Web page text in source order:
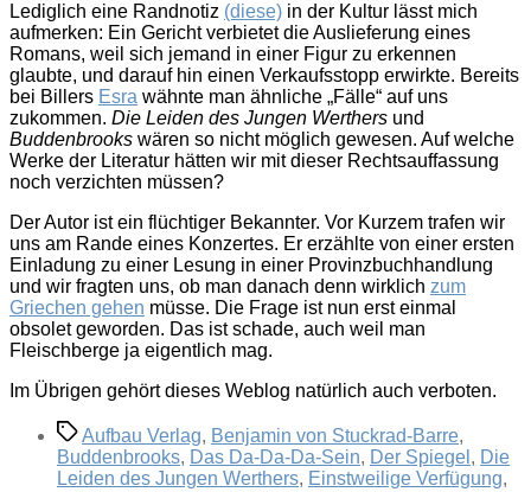
Lediglich eine Randnotiz (diese) in der Kultur lässt mich
aufmerken: Ein Gericht verbietet die Auslieferung eines
Romans, weil sich jemand in einer Figur zu erkennen
glaubte, und darauf hin einen Verkaufsstopp erwirkte. Bereits
bei Billers Esra wähnte man ähnliche „Fälle“ auf uns
zukommen. Die Leiden des Jungen Werthers und
Buddenbrooks wären so nicht möglich gewesen. Auf welche
Werke der Literatur hätten wir mit dieser Rechtsauffassung
noch verzichten müssen?
Der Autor ist ein flüchtiger Bekannter. Vor Kurzem trafen wir
uns am Rande eines Konzertes. Er erzählte von einer ersten
Einladung zu einer Lesung in einer Provinzbuchhandlung
und wir fragten uns, ob man danach denn wirklich zum
Griechen gehen müsse. Die Frage ist nun erst einmal
obsolet geworden. Das ist schade, auch weil man
Fleischberge ja eigentlich mag.
Im Übrigen gehört dieses Weblog natürlich auch verboten.
Schlagwörter
Aufbau Verlag, Benjamin von Stuckrad-Barre,
Buddenbrooks, Das Da-Da-Da-Sein, Der Spiegel , Die
Leiden des Jungen Werthers, Einstweilige Verfügung,